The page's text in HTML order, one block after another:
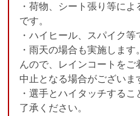
・荷物、シート張り等に
です。
・ハイヒール、スパイク等
・雨天の場合も実施しま
んので、レインコートを
中止となる場合がございま
・選手とハイタッチする
了承ください。